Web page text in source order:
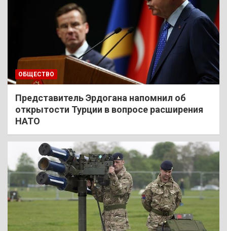
ОБЩЕСТВО
Представитель Эрдогана напомнил об
открытости Турции в вопросе расширения
НАТО